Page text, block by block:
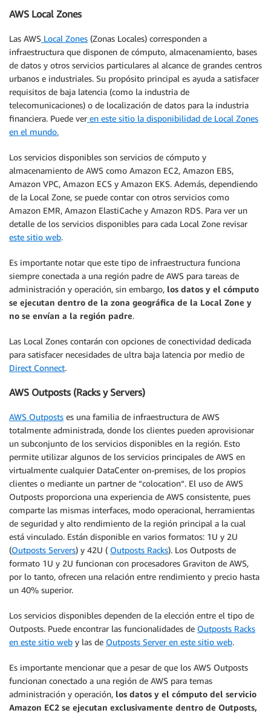
AWS Local Zones
Las AWS Local Zones (Zonas Locales) corresponden a
infraestructura que disponen de cómputo, almacenamiento, bases
de datos y otros servicios particulares al alcance de grandes centros
urbanos e industriales. Su propósito principal es ayuda a satisfacer
requisitos de baja latencia (como la industria de
telecomunicaciones) o de localización de datos para la industria
financiera. Puede ver en este sitio la disponibilidad de Local Zones
en el mundo.
Los servicios disponibles son servicios de cómputo y
almacenamiento de AWS como Amazon EC2, Amazon EBS,
Amazon VPC, Amazon ECS y Amazon EKS. Además, dependiendo
de la Local Zone, se puede contar con otros servicios como
Amazon EMR, Amazon ElastiCache y Amazon RDS. Para ver un
detalle de los servicios disponibles para cada Local Zone revisar
este sitio web.
Es importante notar que este tipo de infraestructura funciona
siempre conectada a una región padre de AWS para tareas de
administración y operación, sin embargo, los datos y el cómputo
se ejecutan dentro de la zona geográfica de la Local Zone y
no se envían a la región padre.
Las Local Zones contarán con opciones de conectividad dedicada
para satisfacer necesidades de ultra baja latencia por medio de
Direct Connect.
AWS Outposts (Racks y Servers)
AWS Outposts es una familia de infraestructura de AWS
totalmente administrada, donde los clientes pueden aprovisionar
un subconjunto de los servicios disponibles en la región. Esto
permite utilizar algunos de los servicios principales de AWS en
virtualmente cualquier DataCenter on-premises, de los propios
clientes o mediante un partner de “colocation“. El uso de AWS
Outposts proporciona una experiencia de AWS consistente, pues
comparte las mismas interfaces, modo operacional, herramientas
de seguridad y alto rendimiento de la región principal a la cual
está vinculado. Están disponible en varios formatos: 1U y 2U
(Outposts Servers) y 42U ( Outposts Racks). Los Outposts de
formato 1U y 2U funcionan con procesadores Graviton de AWS,
por lo tanto, ofrecen una relación entre rendimiento y precio hasta
un 40% superior.
Los servicios disponibles dependen de la elección entre el tipo de
Outposts. Puede encontrar las funcionalidades de Outposts Racks
en este sitio web y las de Outposts Server en este sitio web.
Es importante mencionar que a pesar de que los AWS Outposts
funcionan conectado a una región de AWS para temas
administración y operación, los datos y el cómputo del servicio
Amazon EC2 se ejecutan exclusivamente dentro de Outposts,